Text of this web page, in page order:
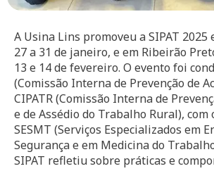
A Usina Lins promoveu a SIPAT 2025
27 a 31 de janeiro, e em Ribeirão
13 e 14 de fevereiro. O evento foi
(Comissão Interna de Prevenção de
CIPATR (Comissão Interna de
e de Assédio do Trabalho Rural), com
SESMT (Serviços Especializados em
Segurança e em Medicina do
SIPAT refletiu sobre práticas e